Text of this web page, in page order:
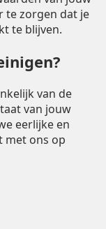
te zorgen dat je
te blijven.
van de
van jouw
eerlijke en
met ons op